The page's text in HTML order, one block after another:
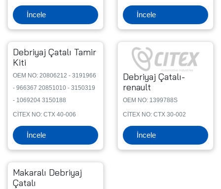
İncele İncele
Debriyaj Çatalı Tamir
Kiti
OEM NO: 20806212 - 3191966
- 966367 20851010 - 3150319
- 1069204 3150188
CİTEX NO: CTX 40-006
İncele
Debriyaj Çatalı-
renault
OEM NO: 1399788S
CİTEX NO: CTX 30-002
İncele
Makaralı Debriyaj
Çatalı